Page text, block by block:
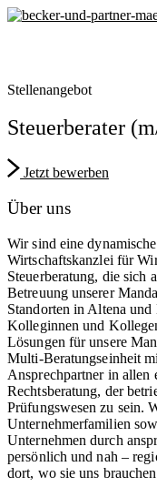
Zum
Stellenangebot
Steuerberater
Jetzt bewerben
Über uns
Wir sind eine
Wirtschaftskanzlei für
Steuerberatung, die sich
Betreuung unserer
Standorten in Altena
Kolleginnen und
Lösungen für unsere
Multi-Beratungseinheit
Ansprechpartner in allen
Rechtsberatung, der
Prüfungswesen zu sein.
Unternehmerfamilien
Unternehmen durch
persönlich und nah –
dort, wo sie uns